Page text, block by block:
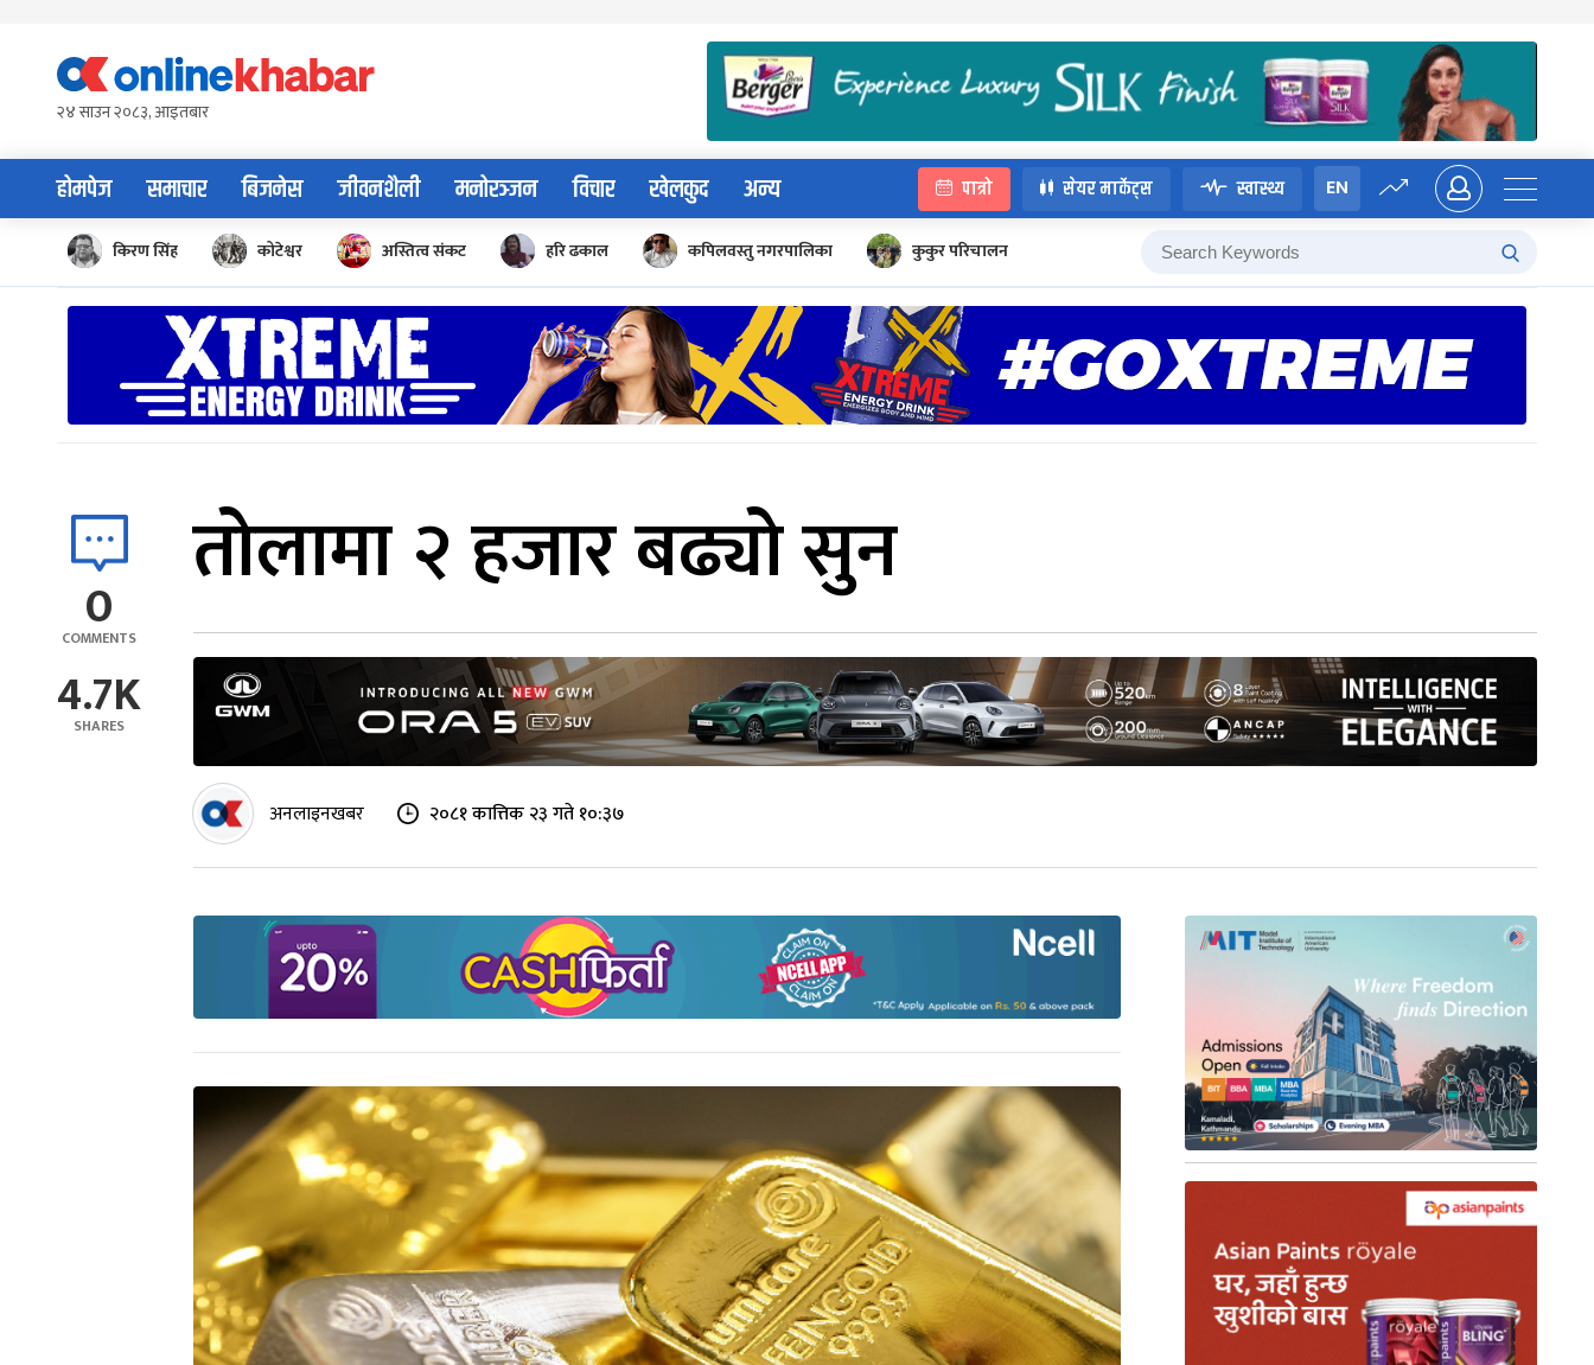
content२४ साउन २०८३, आइतबार
होमपेज समाचार बिजनेस जीवनशैली मनोरञ्जन विचार खेलकुद अन्य पात्रो सेयर मार्केट्स स्वास्थ्य EN
किरण सिंह कोटेश्वर अस्तित्व संकट हरि ढकाल कपिलवस्तु नगरपालिका कुकुर परिचालन
0
COMMENTS
4.7K
SHARES
तोलामा २ हजार बढ्यो सुन
अनलाइनखबर २०८१ कात्तिक २३ गते १०:३७